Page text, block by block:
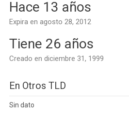
Hace 13 años
Expira en agosto 28, 2012
Tiene 26 años
Creado en diciembre 31, 1999
En Otros TLD
Sin dato